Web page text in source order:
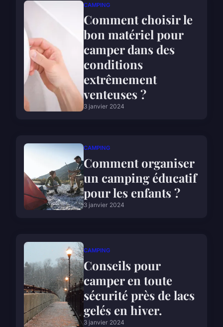
CAMPING
Comment choisir le
bon matériel pour
camper dans des
conditions
extrêmement
venteuses ?
3 janvier 2024
CAMPING
Comment organiser
un camping éducatif
pour les enfants ?
3 janvier 2024
CAMPING
Conseils pour
camper en toute
sécurité près de lacs
gelés en hiver.
3 janvier 2024